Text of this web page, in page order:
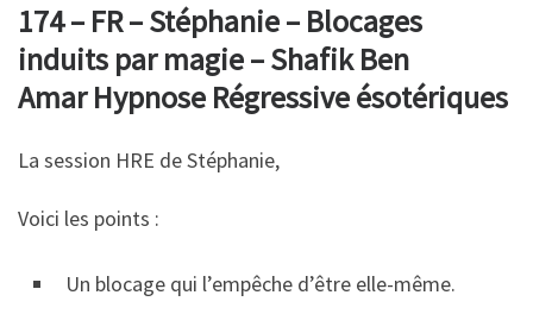
174 – FR – Stéphanie – Blocages
induits par magie – Shafik Ben
Amar Hypnose Régressive ésotériques
La session HRE de Stéphanie,
Voici les points :
Un blocage qui l’empêche d’être elle-même.